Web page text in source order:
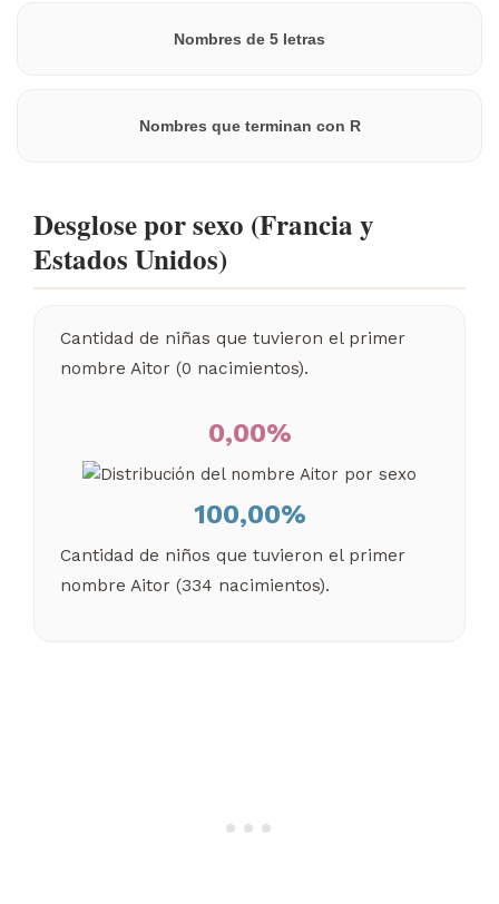
Nombres de 5 letras
Nombres que terminan con R
Desglose por sexo (Francia y
Estados Unidos)
Cantidad de niñas que tuvieron el primer
nombre Aitor (0 nacimientos).
0,00%
100,00%
Cantidad de niños que tuvieron el primer
nombre Aitor (334 nacimientos).